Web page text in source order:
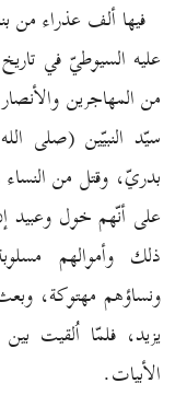
فيها ألف عذراء من
عليه السيوطيّفي
من المهاجرين
سيّد النبيّين (صلى
بدريّ، وقتل من النساء
على أنّهم خول وعبيد
ذلك وأموالهم
ونساؤهم مهتوكة،
يزيد، فلمّا اُلقيت
الأبيات.